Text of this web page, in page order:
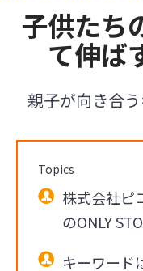
子供たち
て伸ば
親子が向き合
Topics
株式会社
のONLY
キーワード